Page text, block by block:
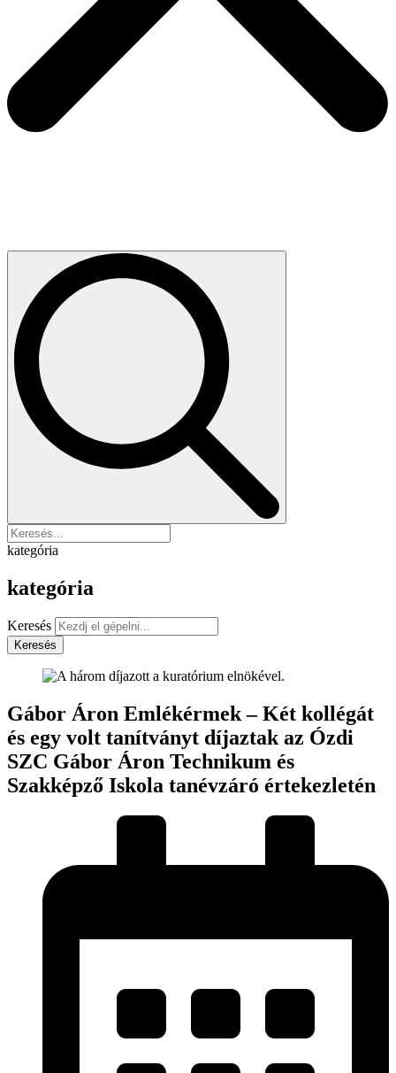
kategória
kategória
Keresés
Keresés
Gábor Áron Emlékérmek – Két kollégát
és egy volt tanítványt díjaztak az Ózdi
SZC Gábor Áron Technikum és
Szakképző Iskola tanévzáró értekezletén